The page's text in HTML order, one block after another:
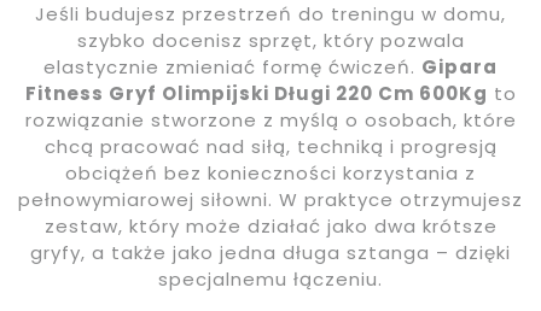
Jeśli budujesz przestrzeń do treningu w domu,
szybko docenisz sprzęt, który pozwala
elastycznie zmieniać formę ćwiczeń. Gipara
Fitness Gryf Olimpijski Długi 220 Cm 600Kg to
rozwiązanie stworzone z myślą o osobach, które
chcą pracować nad siłą, techniką i progresją
obciążeń bez konieczności korzystania z
pełnowymiarowej siłowni. W praktyce otrzymujesz
zestaw, który może działać jako dwa krótsze
gryfy, a także jako jedna długa sztanga – dzięki
specjalnemu łączeniu.